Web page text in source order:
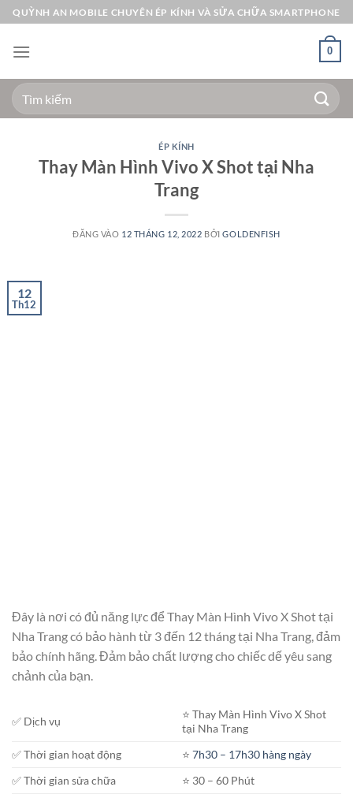
Bỏ
qua
nội
QUỲNH AN MOBILE CHUYÊN ÉP KÍNH VÀ SỬA CHỮA SMARTPHONE
0
Tìm
kiếm:
ÉP KÍNH
Thay Màn Hình Vivo X Shot tại Nha
Trang
ĐĂNG VÀO 12 THÁNG 12, 2022 BỞIGOLDENFISH
12
Th12
Đây là nơi có đủ năng lực để Thay Màn Hình Vivo X Shot tại
Nha Trang có bảo hành từ 3 đến 12 tháng tại Nha Trang, đảm
bảo chính hãng. Đảm bảo chất lượng cho chiếc dế yêu sang
chảnh của bạn.
✅ Dịch vụ
⭐️ Thay Màn Hình Vivo X Shot
tại Nha Trang
✅ Thời gian hoạt động
⭐️7h30 – 17h30 hàng ngày
✅ Thời gian sửa chữa
⭐️ 30 – 60 Phút